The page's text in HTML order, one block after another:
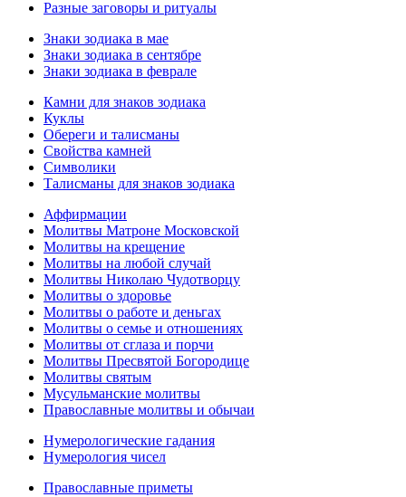
Разные заговоры и ритуалы
Знаки зодиака в мае
Знаки зодиака в сентябре
Знаки зодиака в феврале
Камни для знаков зодиака
Куклы
Обереги и талисманы
Свойства камней
Символики
Талисманы для знаков зодиака
Аффирмации
Молитвы Матроне Московской
Молитвы на крещение
Молитвы на любой случай
Молитвы Николаю Чудотворцу
Молитвы о здоровье
Молитвы о работе и деньгах
Молитвы о семье и отношениях
Молитвы от сглаза и порчи
Молитвы Пресвятой Богородице
Молитвы святым
Мусульманские молитвы
Православные молитвы и обычаи
Нумерологические гадания
Нумерология чисел
Православные приметы